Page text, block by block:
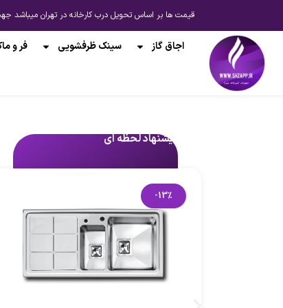
قیمت ها بر اساس تحویل درب کارخانه در تهران میباشد جهت تحویل از انبار شیراز
اجاق گاز سینک ظرفشویی فر و
پیشنهاد لحظه ای
-13%